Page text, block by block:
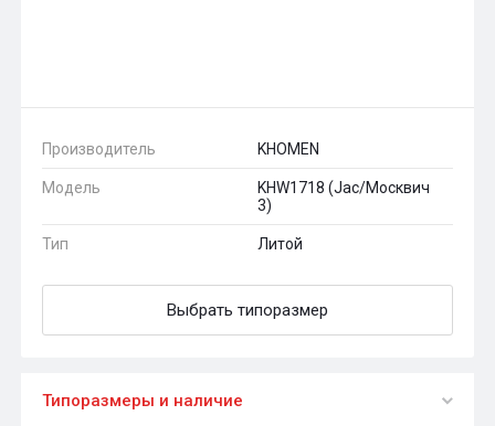
Производитель KHOMEN
Модель
KHW1718 (Jac/Москвич
3)
Тип Литой
Выбрать типоразмер
Типоразмеры и наличие